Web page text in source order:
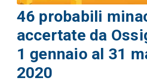
46 probabili
accertate da
1 gennaio al 31
2020